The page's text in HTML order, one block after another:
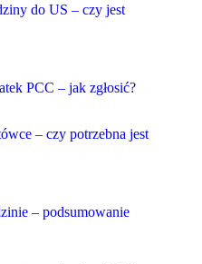
do US – czy jest
PCC – jak zgłosić?
– czy potrzebna jest
– podsumowanie